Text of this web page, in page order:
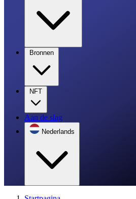
Bronnen
NFT
Aan de slag
Nederlands